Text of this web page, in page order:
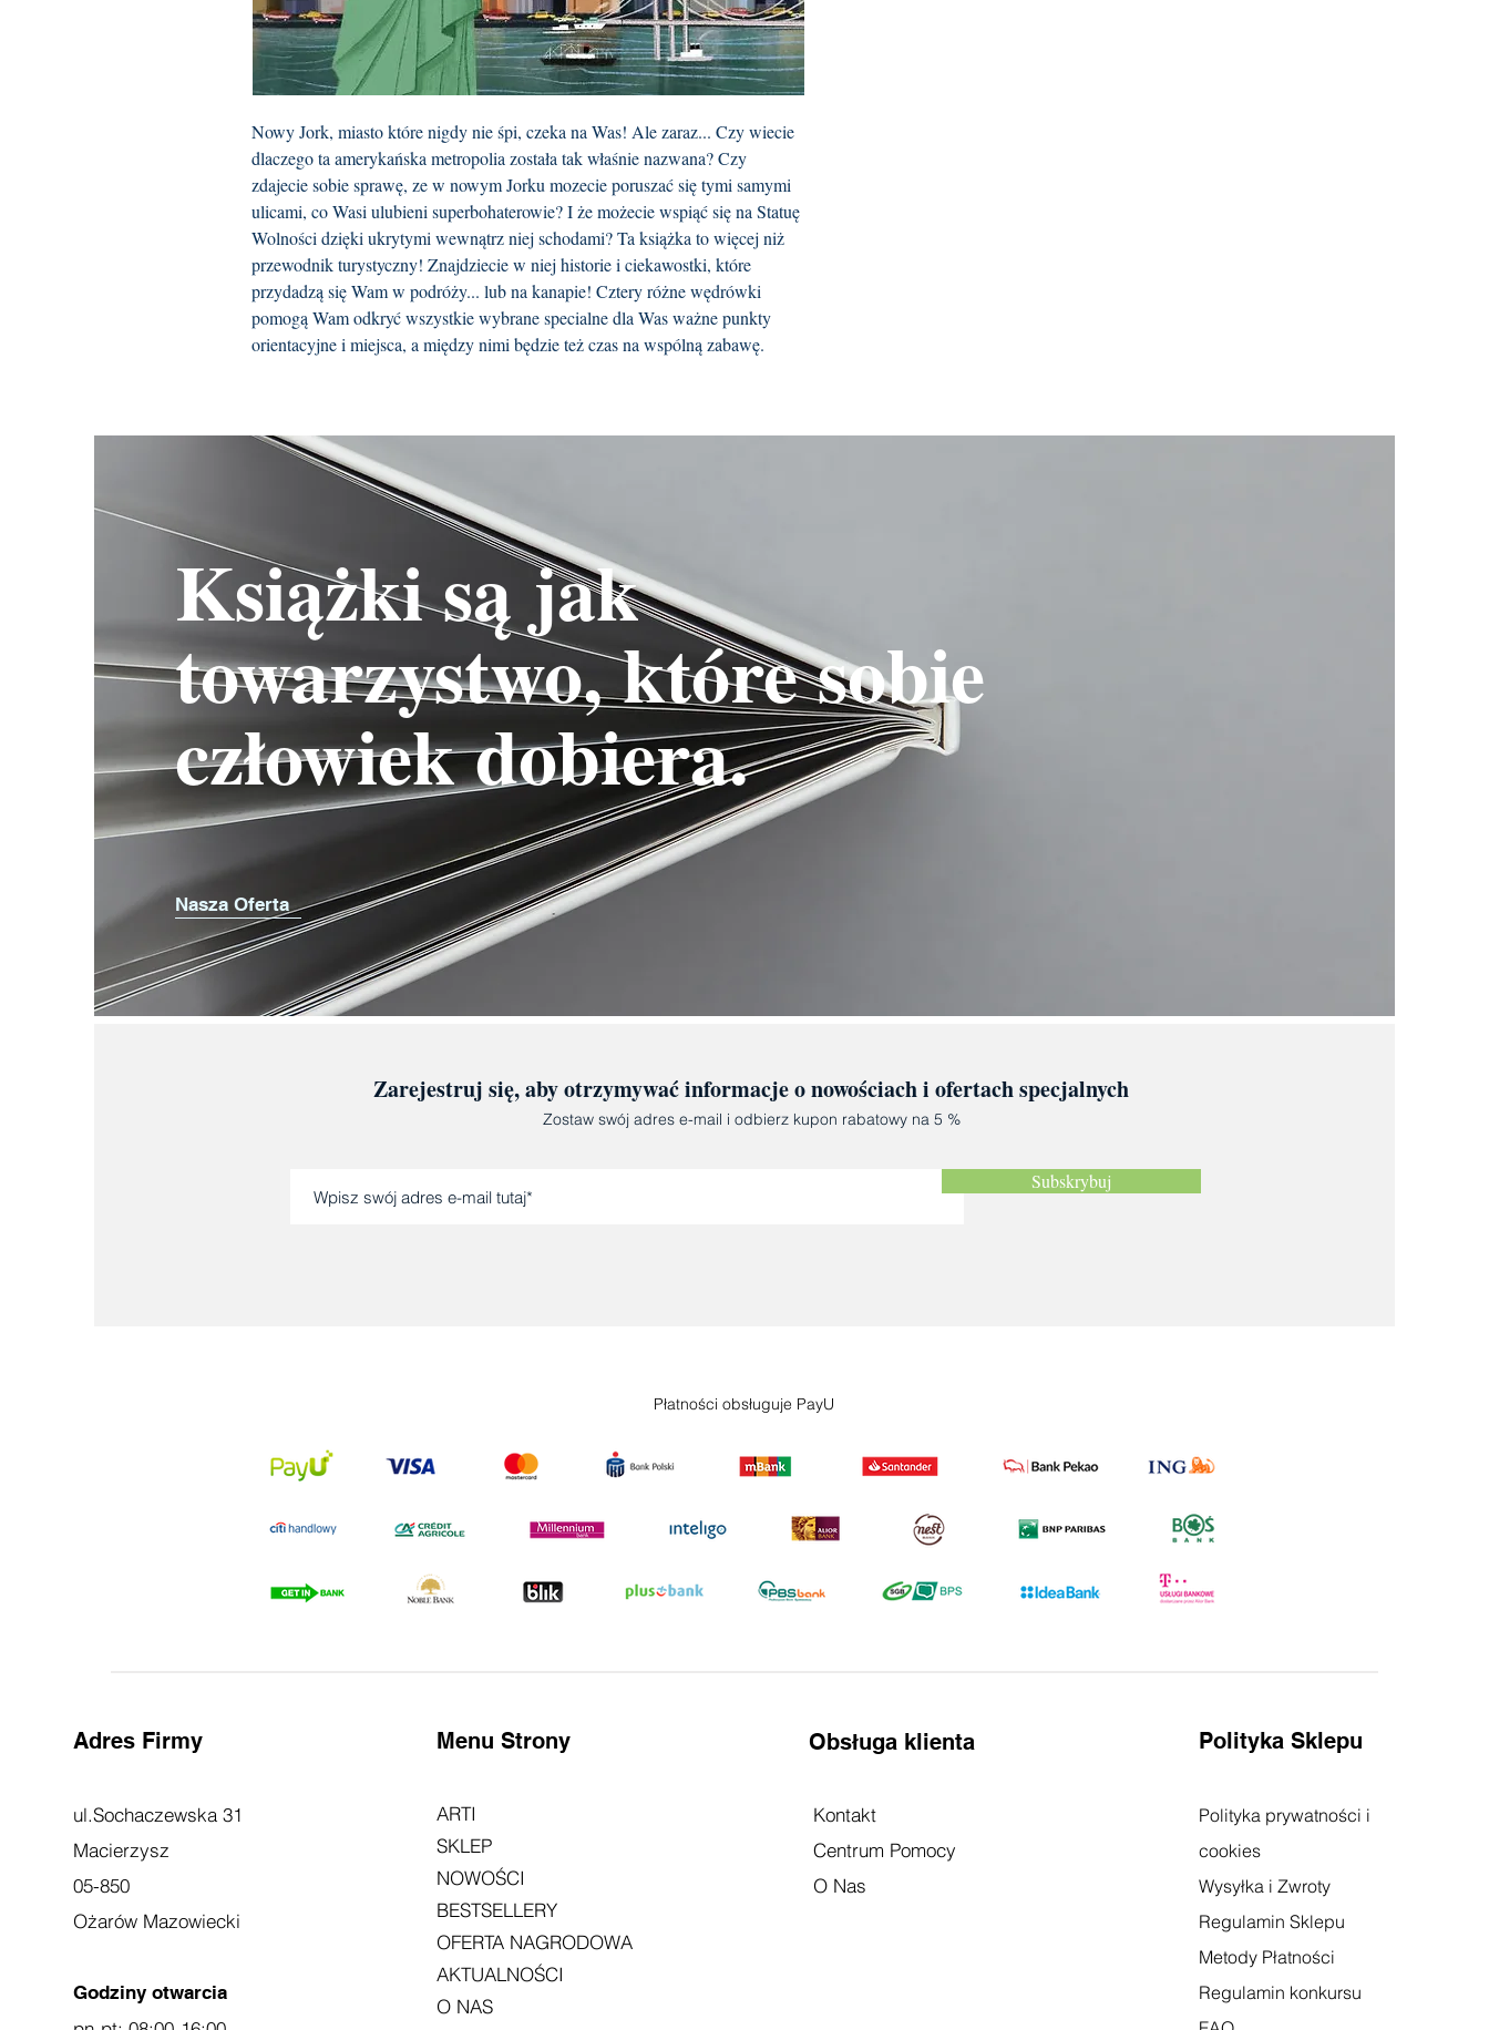
Nowy Jork, miasto które nigdy nie śpi, czeka na Was! Ale zaraz... Czy wiecie
dlaczego ta amerykańska metropolia została tak właśnie nazwana? Czy
zdajecie sobie sprawę, ze w nowym Jorku mozecie poruszać się tymi samymi
ulicami, co Wasi ulubieni superbohaterowie? I że możecie wspiąć się na Statuę
Wolności dzięki ukrytymi wewnątrz niej schodami? Ta książka to więcej niż
przewodnik turystyczny! Znajdziecie w niej historie i ciekawostki, które
przydadzą się Wam w podróży... lub na kanapie! Cztery różne wędrówki
pomogą Wam odkryć wszystkie wybrane specialne dla Was ważne punkty
orientacyjne i miejsca, a między nimi będzie też czas na wspólną zabawę.
Książki są jak
towarzystwo, które sobie
człowiek dobiera.
Nasza Oferta
Zarejestruj się, aby otrzymywać informacje o nowościach i ofertach specjalnych
Zostaw swój adres e-mail i odbierz kupon rabatowy na 5 %
Subskrybuj
Adres Firmy
ul.Sochaczewska 31
Macierzysz
05-850
Ożarów Mazowiecki
Godziny otwarcia
Menu Strony
ARTI
SKLEP
NOWOŚCI
BESTSELLERY
OFERTA NAGRODOWA
AKTUALNOŚCI
O NAS
Obsługa klienta
Kontakt
Centrum Pomocy
O Nas
Polityka Sklepu
Polityka prywatności i
cookies
Wysyłka i Zwroty
Regulamin Sklepu
Metody Płatności
Regulamin konkursu
Płatności obsługuje PayU